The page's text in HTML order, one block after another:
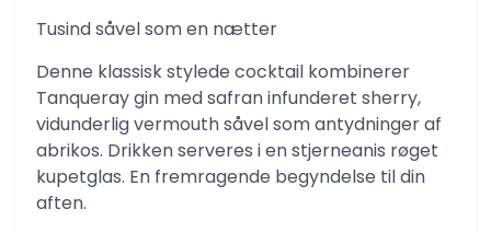
Tusind såvel som en nætter
Denne klassisk stylede cocktail kombinerer
Tanqueray gin med safran infunderet sherry,
vidunderlig vermouth såvel som antydninger af
abrikos. Drikken serveres i en stjerneanis røget
kupetglas. En fremragende begyndelse til din
aften.